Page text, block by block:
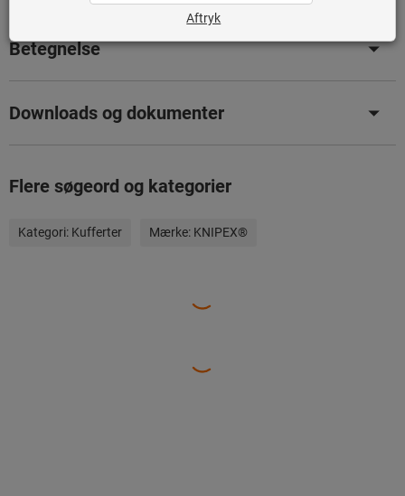
Betegnelse
Downloads og dokumenter
Flere søgeord og kategorier
Kategori: Kufferter Mærke: KNIPEX®